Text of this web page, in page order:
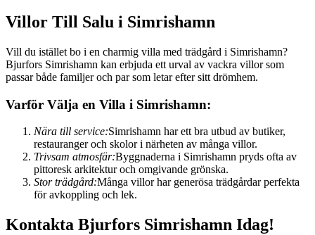
Villor Till Salu i Simrishamn
Vill du istället bo i en charmig villa med trädgård i Simrishamn?
Bjurfors Simrishamn kan erbjuda ett urval av vackra villor som
passar både familjer och par som letar efter sitt drömhem.
Varför Välja en Villa i Simrishamn:
Nära till service:Simrishamn har ett bra utbud av butiker,
restauranger och skolor i närheten av många villor.
Trivsam atmosfär:Byggnaderna i Simrishamn pryds ofta av
pittoresk arkitektur och omgivande grönska.
Stor trädgård:Många villor har generösa trädgårdar perfekta
för avkoppling och lek.
Kontakta Bjurfors Simrishamn Idag!